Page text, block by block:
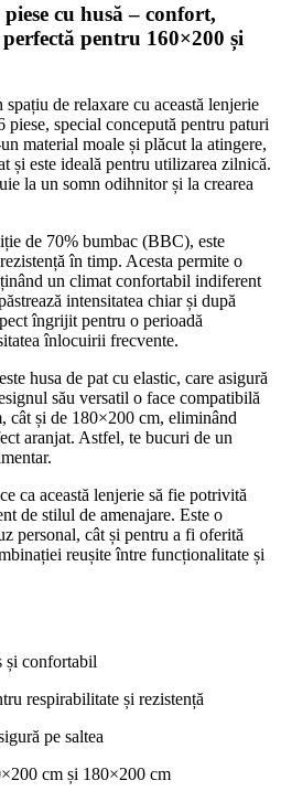
cu husă – confort,
pentru 160×200 și
de relaxare cu această lenjerie
special concepută pentru paturi
material moale și plăcut la atingere,
și este ideală pentru utilizarea zilnică.
la un somn odihnitor și la crearea
de 70% bumbac (BBC), este
în timp. Acesta permite o
un climat confortabil indiferent
intensitatea chiar și după
îngrijit pentru o perioadă
înlocuirii frecvente.
husa de pat cu elastic, care asigură
său versatil o face compatibilă
cât și de 180×200 cm, eliminând
aranjat. Astfel, te bucuri de un
ca această lenjerie să fie potrivită
de stilul de amenajare. Este o
personal, cât și pentru a fi oferită
reușite între funcționalitate și
și confortabil
respirabilitate și rezistență
pe saltea
cm și 180×200 cm